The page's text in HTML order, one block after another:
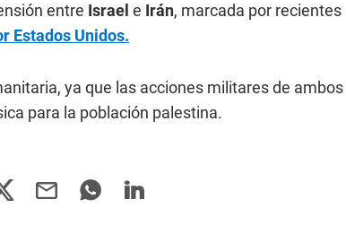
entre Israel e Irán, marcada por recientes
Estados Unidos.
ya que las acciones militares de ambos
para la población palestina.